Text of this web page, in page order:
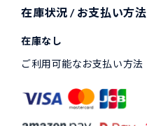
在庫状況 / お支払い方法
在庫なし
ご利用可能なお支払い方法